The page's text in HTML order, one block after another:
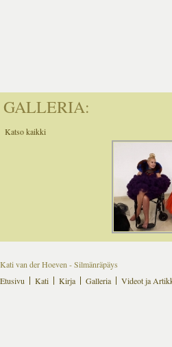
GALLERIA:
Katso kaikki
Kati van der Hoeven - Silmänräpäys
Etusivu
Kati Kirja Galleria Videot ja